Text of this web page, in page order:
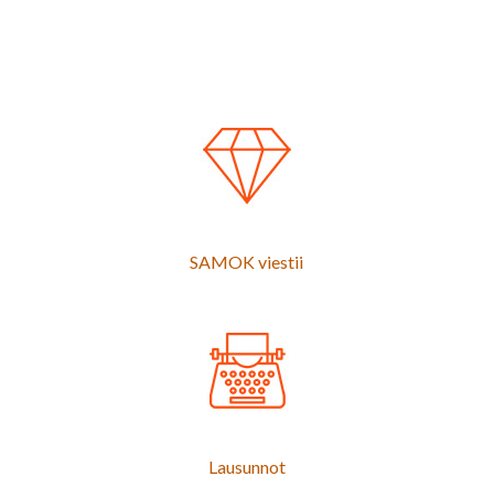
SAMOK viestii
Lausunnot